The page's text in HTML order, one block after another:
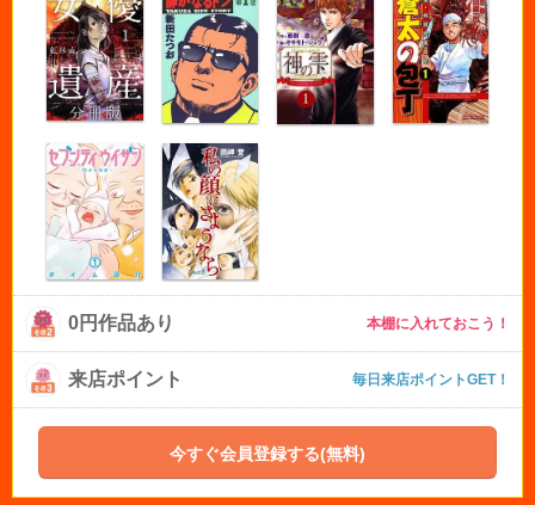
0円作品あり 本棚に入れておこう！
来店ポイント 毎日来店ポイントGET！
今すぐ会員登録する(無料)